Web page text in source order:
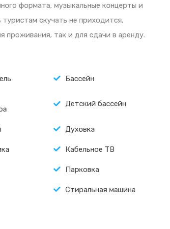
формата, музыкальные концерты и
скучать не приходится.
проживания, так и для сдачи в аренду.
Бассейн
Детский бассейн
Духовка
Кабельное ТВ
Парковка
Стиральная машина